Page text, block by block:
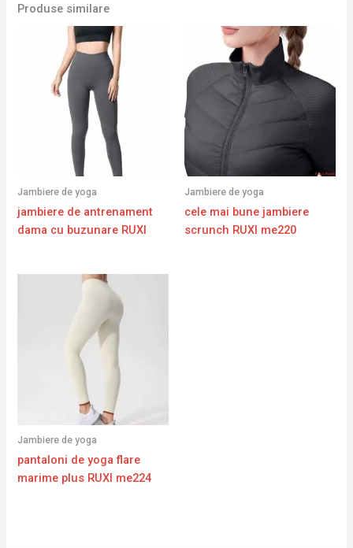
Produse similare
Jambiere de yoga
jambiere de antrenament
dama cu buzunare RUXI
Jambiere de yoga
cele mai bune jambiere
scrunch RUXI me220
Jambiere de yoga
pantaloni de yoga flare
marime plus RUXI me224